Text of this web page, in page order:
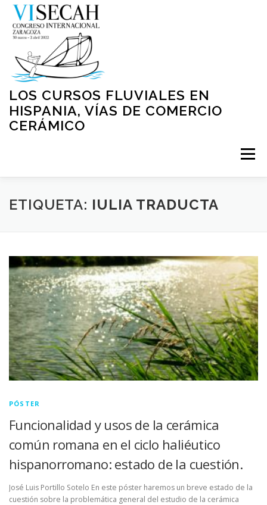
Saltar
contenido
LOS CURSOS FLUVIALES EN
HISPANIA, VÍAS DE COMERCIO
CERÁMICO
Menú
INICIO PRESENTACIÓN ORGANIZACIÓN
LUGAR DE CELEBRACIÓN INSCRIPCIONES
ETIQUETA: IULIA TRADUCTA
PÓSTER
Funcionalidad y usos de la cerámica
común romana en el ciclo haliéutico
hispanorromano: estado de la cuestión.
José Luis Portillo Sotelo En este póster haremos un breve estado de la
cuestión sobre la problemática general del estudio de la cerámica